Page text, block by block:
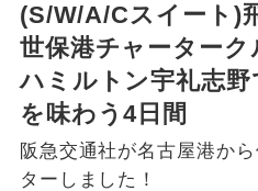
(S/W/A/Cスイート)
世保港チャーター
ハミルトン宇礼志
を味わう4日間
阪急交通社が名古屋港か
ターしました！
現地添乗員同
行
現地到着
（駅）ま
バスガイド乗
務
バスガイ
新コース